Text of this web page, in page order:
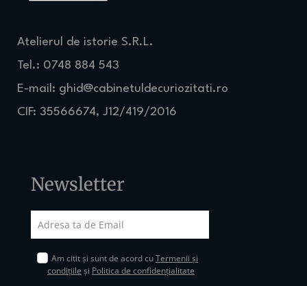
Atelierul de istorie S.R.L.
Tel.: 0748 884 543
E-mail: ghid@cabinetuldecuriozitati.ro
CIF: 35566674, J12/419/2016
Newsletter
Am citit și sunt de acord cuTermenii și
condițiile și Politica de confidențialitate